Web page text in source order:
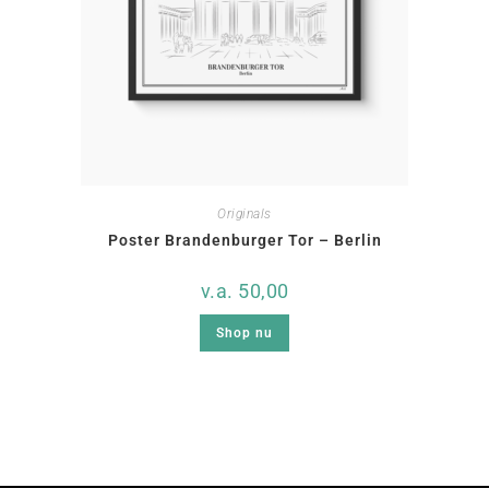
Originals
Poster Brandenburger Tor – Berlin
v.a. 50,00
Shop nu